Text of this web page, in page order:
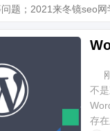
题；2021来冬镜seo
不
存